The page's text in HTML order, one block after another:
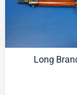
Long